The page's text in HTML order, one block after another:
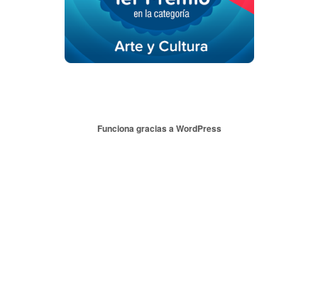
Funciona gracias a WordPress